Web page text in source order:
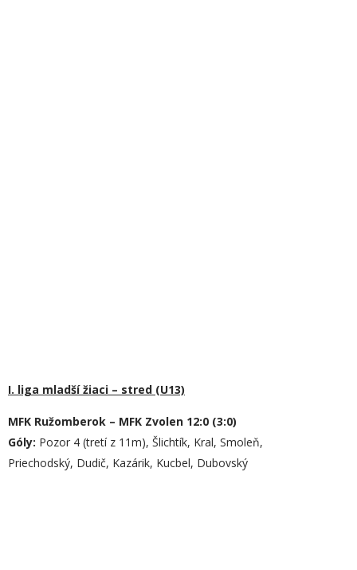
I. liga mladší žiaci – stred (U13)
MFK Ružomberok – MFK Zvolen 12:0 (3:0)
Góly: Pozor 4 (tretí z 11m), Šlichtík, Kral, Smoleň,
Priechodský, Dudič, Kazárik, Kucbel, Dubovský